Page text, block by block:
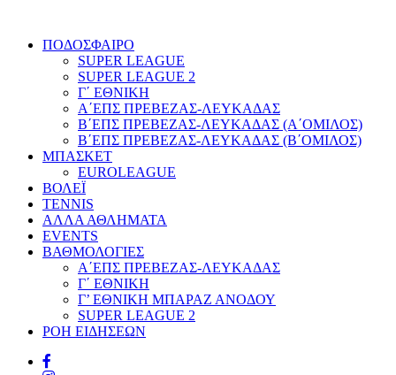
ΠΟΔΟΣΦΑΙΡΟ
SUPER LEAGUE
SUPER LEAGUE 2
Γ΄ ΕΘΝΙΚΗ
Α΄ΕΠΣ ΠΡΕΒΕΖΑΣ-ΛΕΥΚΑΔΑΣ
Β΄ΕΠΣ ΠΡΕΒΕΖΑΣ-ΛΕΥΚΑΔΑΣ (Α΄ΟΜΙΛΟΣ)
Β΄ΕΠΣ ΠΡΕΒΕΖΑΣ-ΛΕΥΚΑΔΑΣ (Β΄ΟΜΙΛΟΣ)
ΜΠΑΣΚΕΤ
EUROLEAGUE
ΒΟΛΕΪ
TENNIS
ΑΛΛΑ ΑΘΛΗΜΑΤΑ
EVENTS
ΒΑΘΜΟΛΟΓΙΕΣ
Α΄ΕΠΣ ΠΡΕΒΕΖΑΣ-ΛΕΥΚΑΔΑΣ
Γ΄ ΕΘΝΙΚΗ
Γ’ ΕΘΝΙΚΗ ΜΠΑΡΑΖ ΑΝΟΔΟΥ
SUPER LEAGUE 2
ΡΟΗ ΕΙΔΗΣΕΩΝ